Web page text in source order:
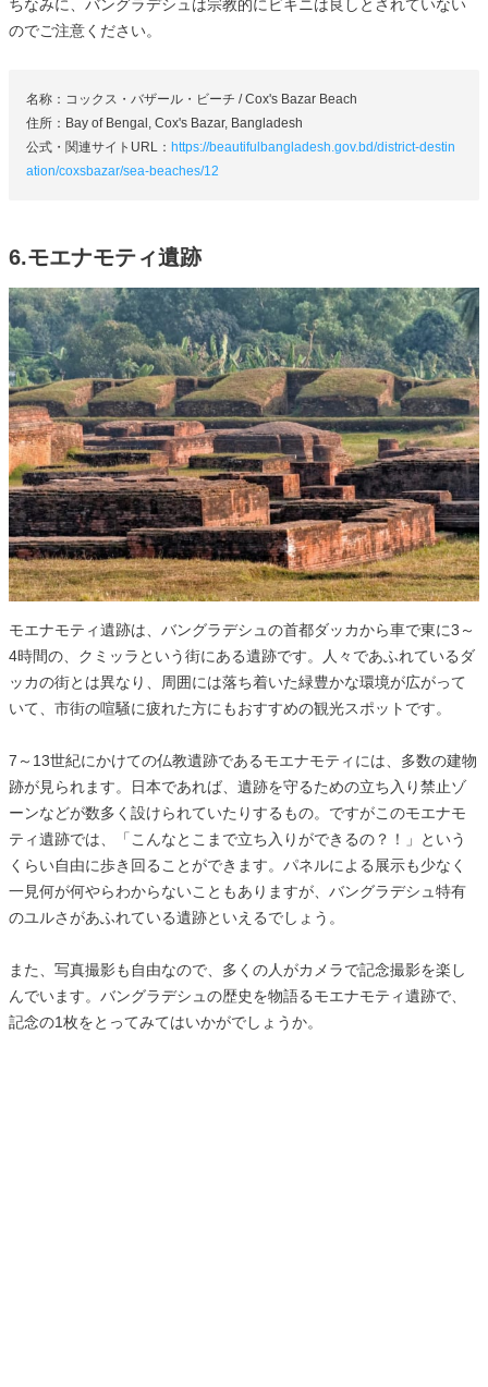
ちなみに、バングラデシュは宗教的にビキニは良しとされていない
のでご注意ください。
名称：コックス・バザール・ビーチ / Cox's Bazar Beach
住所：Bay of Bengal, Cox's Bazar, Bangladesh
公式・関連サイトURL： https://beautifulbangladesh.gov.bd/district-destin
ation/coxsbazar/sea-beaches/12
6.モエナモティ遺跡
モエナモティ遺跡は、バングラデシュの首都ダッカから車で東に3～
4時間の、クミッラという街にある遺跡です。人々であふれているダ
ッカの街とは異なり、周囲には落ち着いた緑豊かな環境が広がって
いて、市街の喧騒に疲れた方にもおすすめの観光スポットです。
7～13世紀にかけての仏教遺跡であるモエナモティには、多数の建物
跡が見られます。日本であれば、遺跡を守るための立ち入り禁止ゾ
ーンなどが数多く設けられていたりするもの。ですがこのモエナモ
ティ遺跡では、「こんなとこまで立ち入りができるの？！」という
くらい自由に歩き回ることができます。パネルによる展示も少なく
一見何が何やらわからないこともありますが、バングラデシュ特有
のユルさがあふれている遺跡といえるでしょう。
また、写真撮影も自由なので、多くの人がカメラで記念撮影を楽し
んでいます。バングラデシュの歴史を物語るモエナモティ遺跡で、
記念の1枚をとってみてはいかがでしょうか。